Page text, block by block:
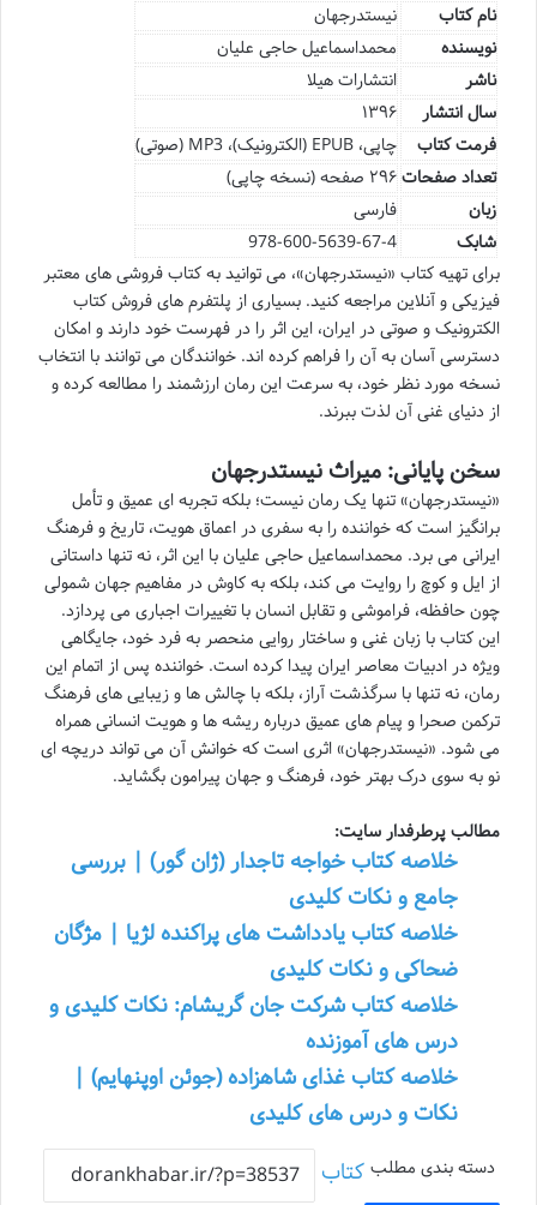
نام کتاب
نیستدرجهان
نویسنده
محمداسماعیل حاجی علیان
ناشر
انتشارات هیلا
سال انتشار
۱۳۹۶
فرمت کتاب
چاپی، EPUB (الکترونیک)، MP3 (صوتی)
تعداد صفحات۲۹۶ صفحه (نسخه چاپی)
زبان
فارسی
شابک
978-600-5639-67-4
برای تهیه کتاب «نیستدرجهان»، می توانید به کتاب فروشی های معتبر
فیزیکی و آنلاین مراجعه کنید. بسیاری از پلتفرم های فروش کتاب
الکترونیک و صوتی در ایران، این اثر را در فهرست خود دارند و امکان
دسترسی آسان به آن را فراهم کرده اند. خوانندگان می توانند با انتخاب
نسخه مورد نظر خود، به سرعت این رمان ارزشمند را مطالعه کرده و
از دنیای غنی آن لذت ببرند.
سخن پایانی: میراث نیستدرجهان
«نیستدرجهان» تنها یک رمان نیست؛ بلکه تجربه ای عمیق و تأمل
برانگیز است که خواننده را به سفری در اعماق هویت، تاریخ و فرهنگ
ایرانی می برد. محمداسماعیل حاجی علیان با این اثر، نه تنها داستانی
از ایل و کوچ را روایت می کند، بلکه به کاوش در مفاهیم جهان شمولی
چون حافظه، فراموشی و تقابل انسان با تغییرات اجباری می پردازد.
این کتاب با زبان غنی و ساختار روایی منحصر به فرد خود، جایگاهی
ویژه در ادبیات معاصر ایران پیدا کرده است. خواننده پس از اتمام این
رمان، نه تنها با سرگذشت آراز، بلکه با چالش ها و زیبایی های فرهنگ
ترکمن صحرا و پیام های عمیق درباره ریشه ها و هویت انسانی همراه
می شود. «نیستدرجهان» اثری است که خوانش آن می تواند دریچه ای
نو به سوی درک بهتر خود، فرهنگ و جهان پیرامون بگشاید.
مطالب پرطرفدار سایت:
خلاصه کتاب خواجه تاجدار (ژان گور) | بررسی
جامع و نکات کلیدی
خلاصه کتاب یادداشت های پراکنده لژیا | مژگان
ضحاکی و نکات کلیدی
خلاصه کتاب شرکت جان گریشام: نکات کلیدی و
درس های آموزنده
خلاصه کتاب غذای شاهزاده (جوئن اوپنهایم) |
نکات و درس های کلیدی
دسته بندی مطلب کتاب